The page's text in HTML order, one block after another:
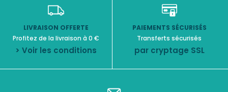
LIVRAISON OFFERTE
Profitez de la livraison à 0 €
> Voir les conditions
PAIEMENTS SÉCURISÉS
Transferts sécurisés
par cryptage SSL